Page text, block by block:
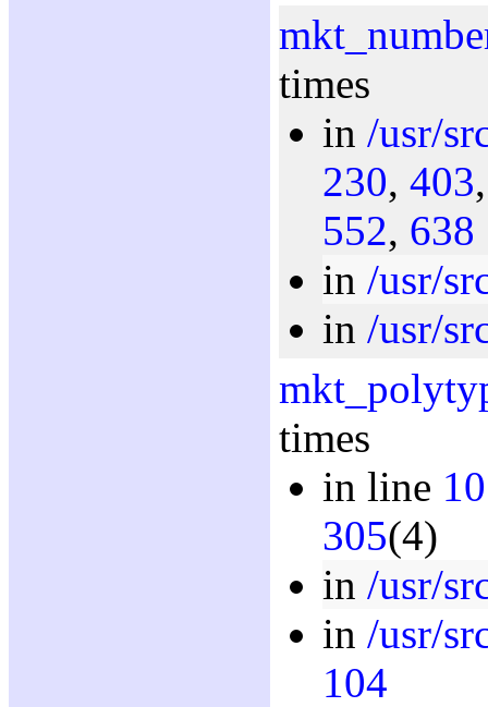
times
in /usr/
230, 403
552, 638
in /usr/
in /usr/
times
in line
305(4)
in /usr/
in /usr/
104